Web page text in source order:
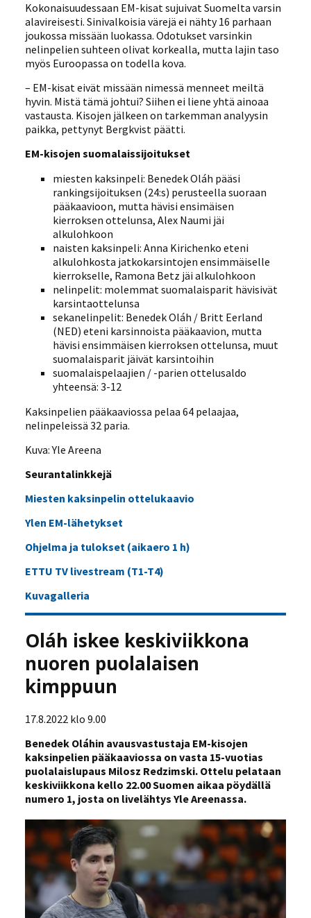
Kokonaisuudessaan EM-kisat sujuivat Suomelta varsin
alavireisesti. Sinivalkoisia värejä ei nähty 16 parhaan
joukossa missään luokassa. Odotukset varsinkin
nelinpelien suhteen olivat korkealla, mutta lajin taso
myös Euroopassa on todella kova.
– EM-kisat eivät missään nimessä menneet meiltä
hyvin. Mistä tämä johtui? Siihen ei liene yhtä ainoaa
vastausta. Kisojen jälkeen on tarkemman analyysin
paikka, pettynyt Bergkvist päätti.
EM-kisojen suomalaissijoitukset
miesten kaksinpeli: Benedek Oláh pääsi
rankingsijoituksen (24:s) perusteella suoraan
pääkaavioon, mutta hävisi ensimäisen
kierroksen ottelunsa, Alex Naumi jäi
alkulohkoon
naisten kaksinpeli: Anna Kirichenko eteni
alkulohkosta jatkokarsintojen ensimmäiselle
kierrokselle, Ramona Betz jäi alkulohkoon
nelinpelit: molemmat suomalaisparit hävisivät
karsintaottelunsa
sekanelinpelit: Benedek Oláh / Britt Eerland
(NED) eteni karsinnoista pääkaavion, mutta
hävisi ensimmäisen kierroksen ottelunsa, muut
suomalaisparit jäivät karsintoihin
suomalaispelaajien / -parien ottelusaldo
yhteensä: 3-12
Kaksinpelien pääkaaviossa pelaa 64 pelaajaa,
nelinpeleissä 32 paria.
Kuva: Yle Areena
Seurantalinkkejä
Miesten kaksinpelin ottelukaavio
Ylen EM-lähetykset
Ohjelma ja tulokset (aikaero 1 h)
ETTU TV livestream (T1-T4)
Kuvagalleria
Oláh iskee keskiviikkona
nuoren puolalaisen
kimppuun
17.8.2022 klo 9.00
Benedek Oláhin avausvastustaja EM-kisojen
kaksinpelien pääkaaviossa on vasta 15-vuotias
puolalaislupaus Milosz Redzimski. Ottelu pelataan
keskiviikkona kello 22.00 Suomen aikaa pöydällä
numero 1, josta on livelähtys Yle Areenassa.